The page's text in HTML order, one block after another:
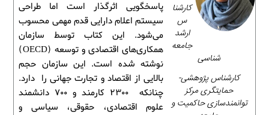
پاسخگویی اثرگذار است اما طراحی
سیستم اعلام دارایی قدم مهمی محسوب
می‌شود. این کتاب توسط سازمان
همکاری‌های اقتصادی و توسعه (OECD)
نوشته شده است. این سازمان حجم
بالایی از اقتصاد و تجارت جهانی را دارد.
چنانکه 2300 کارمند و 700 دانشمند
علوم اقتصادی، حقوقی، سیاسی و
کارشنا
س
ارشد
جامعه
شناسی
کارشناس پژوهشی-
حمایتگری مرکز
توانمندسازی حاکمیت و